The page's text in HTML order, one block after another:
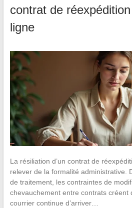
contrat de
ligne
La résiliation d’un contrat de
relever de la formalité administrative.
de traitement, les contraintes de
chevauchement entre contrats créent
courrier continue d’arriver…